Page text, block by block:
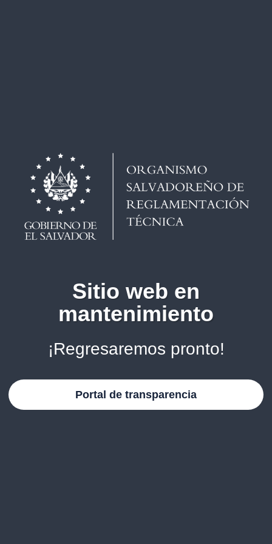
Sitio web en
mantenimiento
¡Regresaremos pronto!
Portal de transparencia